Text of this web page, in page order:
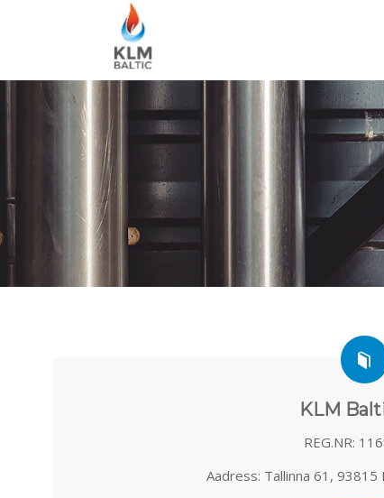
KLM
REG.NR:
Aadress: Tallinna 61, 93815